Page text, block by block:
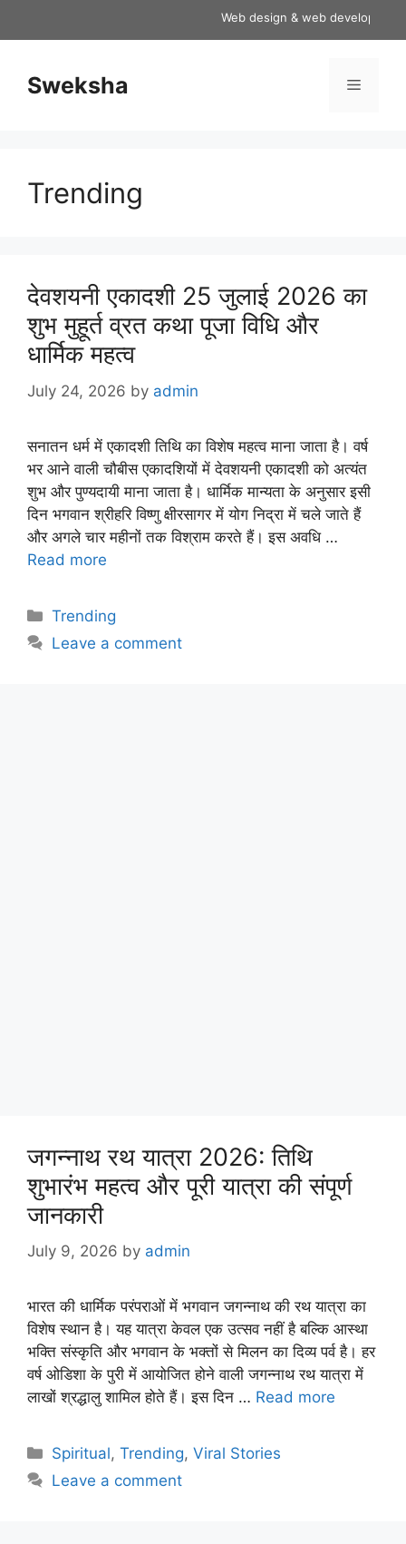
Web design & web development
Sweksha Menu
Trending
देवशयनी एकादशी 25 जुलाई 2026 का
शुभ मुहूर्त व्रत कथा पूजा विधि और
धार्मिक महत्व
July 24, 2026 by admin
सनातन धर्म में एकादशी तिथि का विशेष महत्व माना जाता है। वर्ष
भर आने वाली चौबीस एकादशियों में देवशयनी एकादशी को अत्यंत
शुभ और पुण्यदायी माना जाता है। धार्मिक मान्यता के अनुसार इसी
दिन भगवान श्रीहरि विष्णु क्षीरसागर में योग निद्रा में चले जाते हैं
और अगले चार महीनों तक विश्राम करते हैं। इस अवधि …
Read more
Categories
Trending
Leave a comment
जगन्नाथ रथ यात्रा 2026: तिथि
शुभारंभ महत्व और पूरी यात्रा की संपूर्ण
जानकारी
July 9, 2026 by admin
भारत की धार्मिक परंपराओं में भगवान जगन्नाथ की रथ यात्रा का
विशेष स्थान है। यह यात्रा केवल एक उत्सव नहीं है बल्कि आस्था
भक्ति संस्कृति और भगवान के भक्तों से मिलन का दिव्य पर्व है। हर
वर्ष ओडिशा के पुरी में आयोजित होने वाली जगन्नाथ रथ यात्रा में
लाखों श्रद्धालु शामिल होते हैं। इस दिन … Read more
Categories
Spiritual,Trending,Viral Stories
Leave a comment